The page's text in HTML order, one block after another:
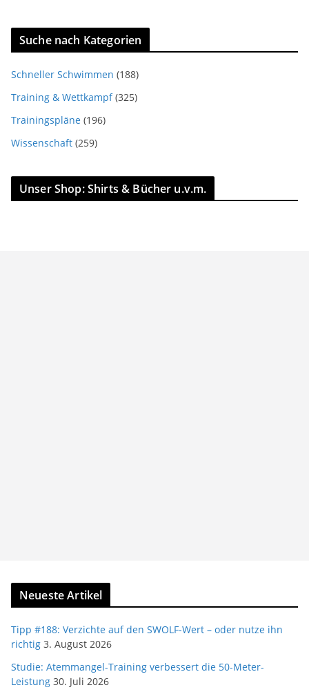
Suche nach Kategorien
Schneller Schwimmen (188)
Training & Wettkampf(325)
Trainingspläne (196)
Wissenschaft (259)
Unser Shop: Shirts & Bücher u.v.m.
Neueste Artikel
Tipp #188: Verzichte auf den SWOLF-Wert – oder nutze ihn
richtig 3. August 2026
Studie: Atemmangel-Training verbessert die 50-Meter-
Leistung 30. Juli 2026